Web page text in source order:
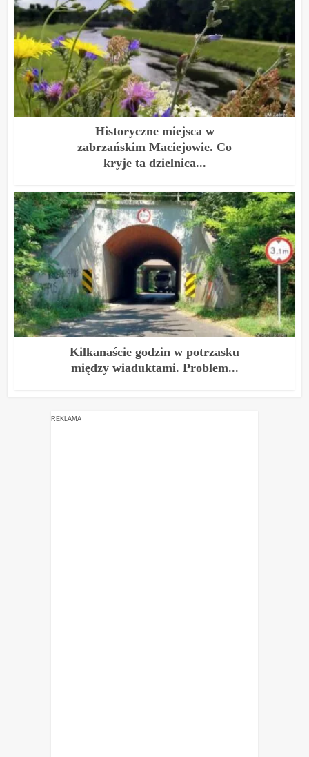
Historyczne miejsca w
zabrzańskim Maciejowie. Co
kryje ta dzielnica...
Kilkanaście godzin w potrzasku
między wiaduktami. Problem...
REKLAMA